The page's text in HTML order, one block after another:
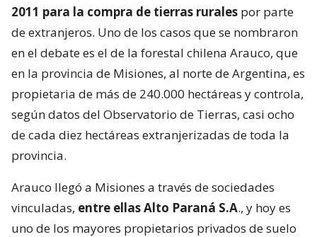
2011 para la compra de tierras rurales por parte
de extranjeros. Uno de los casos que se nombraron
en el debate es el de la forestal chilena Arauco, que
en la provincia de Misiones, al norte de Argentina, es
propietaria de más de 240.000 hectáreas y controla,
según datos del Observatorio de Tierras, casi ocho
de cada diez hectáreas extranjerizadas de toda la
provincia.
Arauco llegó a Misiones a través de sociedades
vinculadas, entre ellas Alto Paraná S.A., y hoy es
uno de los mayores propietarios privados de suelo